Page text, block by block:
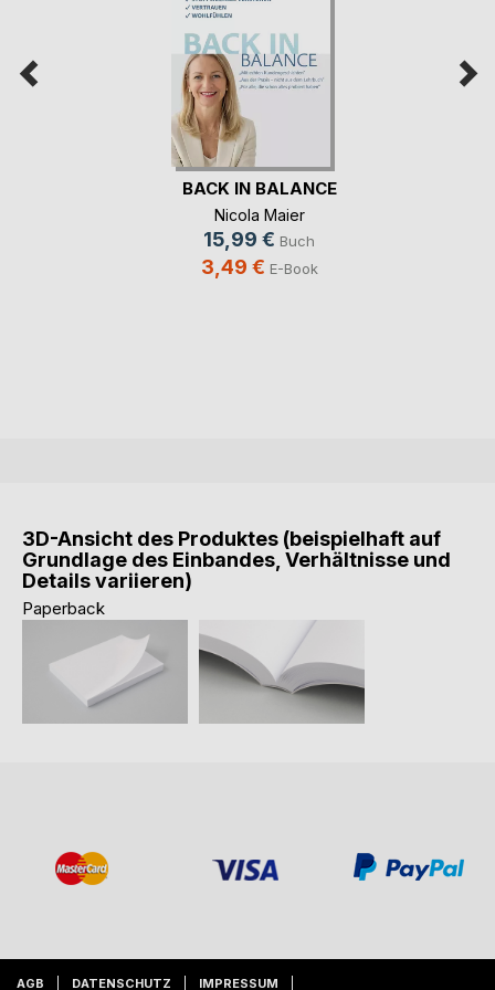
BACK IN BALANCE
Nicola Maier
15,99 € Buch
3,49 € E-Book
3D-Ansicht des Produktes (beispielhaft auf
Grundlage des Einbandes, Verhältnisse und
Details variieren)
Paperback
AGB DATENSCHUTZ IMPRESSUM